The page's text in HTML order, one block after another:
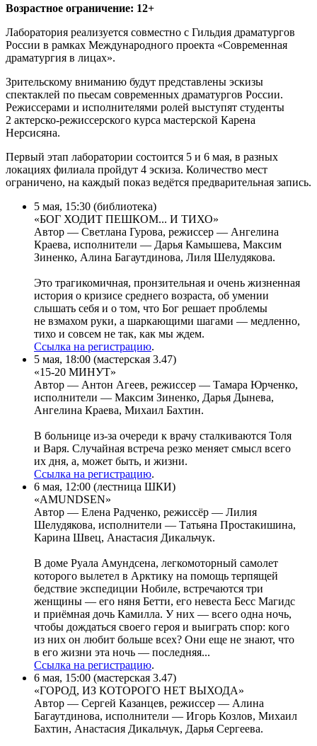
Возрастное ограничение: 12+
Лаборатория реализуется совместно с Гильдия драматургов
России в рамках Международного проекта «Современная
драматургия в лицах».
Зрительскому вниманию будут представлены эскизы
спектаклей по пьесам современных драматургов России.
Режиссерами и исполнителями ролей выступят студенты
2 актерско-режиссерского курса мастерской Карена
Нерсисяна.
Первый этап лаборатории состоится 5 и 6 мая, в разных
локациях филиала пройдут 4 эскиза. Количество мест
ограничено, на каждый показ ведётся предварительная запись.
5 мая, 15:30 (библиотека)
«БОГ ХОДИТ ПЕШКОМ... И ТИХО»
Автор — Светлана Гурова, режиссер — Ангелина
Краева, исполнители — Дарья Камышева, Максим
Зиненко, Алина Багаутдинова, Лиля Шелудякова.
Это трагикомичная, пронзительная и очень жизненная
история о кризисе среднего возраста, об умении
слышать себя и о том, что Бог решает проблемы
не взмахом руки, а шаркающими шагами — медленно,
тихо и совсем не так, как мы ждем.
Ссылка на регистрацию.
5 мая, 18:00 (мастерская 3.47)
«15-20 МИНУТ»
Автор — Антон Агеев, режиссер — Тамара Юрченко,
исполнители — Максим Зиненко, Дарья Дынева,
Ангелина Краева, Михаил Бахтин.
В больнице из-за очереди к врачу сталкиваются Толя
и Варя. Случайная встреча резко меняет смысл всего
их дня, а, может быть, и жизни.
Ссылка на регистрацию.
6 мая, 12:00 (лестница ШКИ)
«AMUNDSEN»
Автор — Елена Радченко, режиссёр — Лилия
Шелудякова, исполнители — Татьяна Простакишина,
Карина Швец, Анастасия Дикальчук.
В доме Руала Амундсена, легкомоторный самолет
которого вылетел в Арктику на помощь терпящей
бедствие экспедиции Нобиле, встречаются три
женщины — его няня Бетти, его невеста Бесс Магидс
и приёмная дочь Камилла. У них — всего одна ночь,
чтобы дождаться своего героя и выиграть спор: кого
из них он любит больше всех? Они еще не знают, что
в его жизни эта ночь — последняя...
Ссылка на регистрацию.
6 мая, 15:00 (мастерская 3.47)
«ГОРОД, ИЗ КОТОРОГО НЕТ ВЫХОДА»
Автор — Сергей Казанцев, режиссер — Алина
Багаутдинова, исполнители — Игорь Козлов, Михаил
Бахтин, Анастасия Дикальчук, Дарья Сергеева.